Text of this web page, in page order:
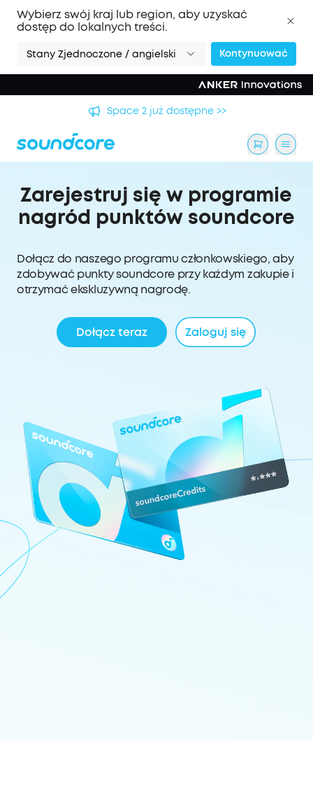
Wybierz swój kraj lub region, aby uzyskać
dostęp do lokalnych treści.
Stany Zjednoczone / angielski Kontynuować
Space 2 już dostępne >>
Zarejestruj się w programie
nagród punktów soundcore
Dołącz do naszego programu członkowskiego, aby
zdobywać punkty soundcore przy każdym zakupie i
otrzymać ekskluzywną nagrodę.
Dołącz teraz Zaloguj się